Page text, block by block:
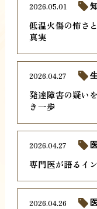
低温火傷の怖さ
真実
2026.05.01
発達障害の疑い
き一歩
2026.04.27
専門医が語るイ
2026.04.27
2026.04.26